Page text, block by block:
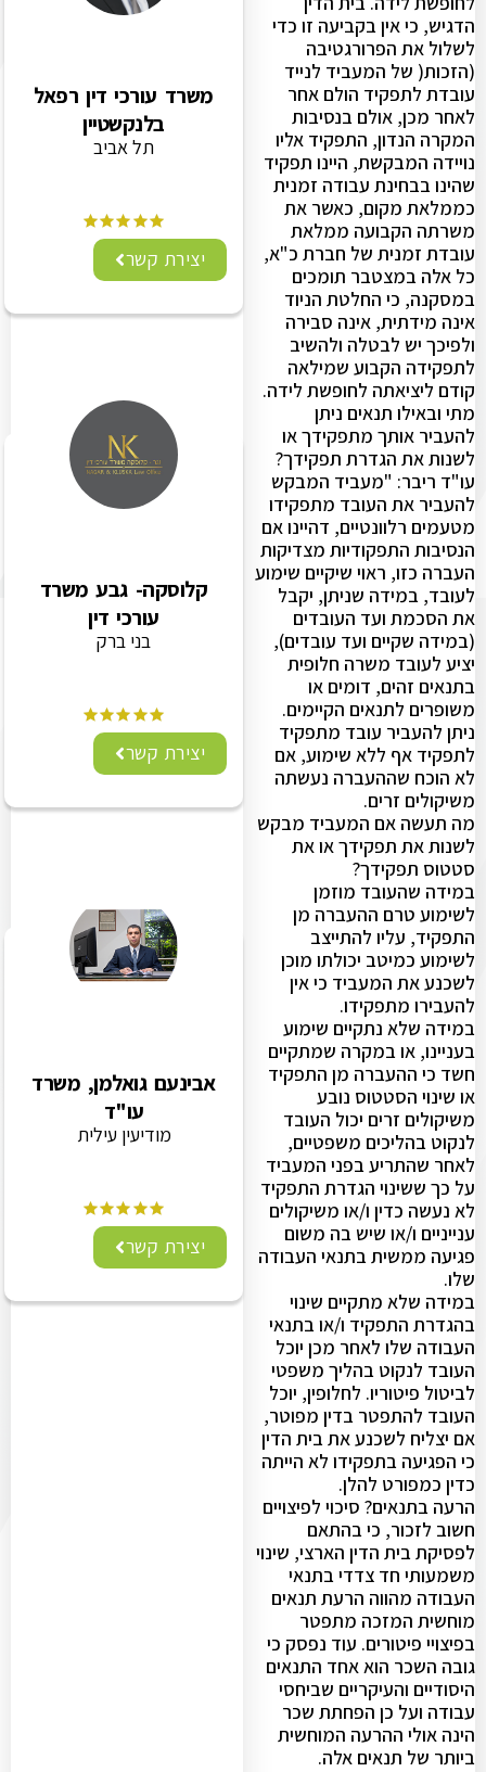
הדגיש, כי אין בקביעה זו כדי
לשלול את הפרורגטיבה
(הזכות( של המעביד לנייד
עובדת לתפקיד הולם אחר
לאחר מכן, אולם בנסיבות
המקרה הנדון, התפקיד אליו
נויידה המבקשת, היינו תפקיד
שהינו בבחינת עבודה זמנית
כממלאת מקום, כאשר את
משרתה הקבועה ממלאת
עובדת זמנית של חברת כ"א,
כל אלה במצטבר תומכים
במסקנה, כי החלטת הניוד
אינה מידתית, אינה סבירה
ולפיכך יש לבטלה ולהשיב
לתפקידה הקבוע שמילאה
קודם ליציאתה לחופשת לידה.
מתי ובאילו תנאים ניתן
להעביר אותך מתפקידך או
לשנות את הגדרת תפקידך?
עו"ד ריבר: "מעביד המבקש
להעביר את העובד מתפקידו
מטעמים רלוונטיים, דהיינו אם
הנסיבות התפקודיות מצדיקות
העברה כזו, ראוי שיקיים שימוע
לעובד, במידה שניתן, יקבל
את הסכמת ועד העובדים
(במידה שקיים ועד עובדים),
יציע לעובד משרה חלופית
בתנאים זהים, דומים או
משופרים לתנאים הקיימים.
ניתן להעביר עובד מתפקיד
לתפקיד אף ללא שימוע, אם
לא הוכח שההעברה נעשתה
משיקולים זרים.
מה תעשה אם המעביד מבקש
לשנות את תפקידך או את
סטטוס תפקידך?
במידה שהעובד מוזמן
לשימוע טרם ההעברה מן
התפקיד, עליו להתייצב
לשימוע כמיטב יכולתו מוכן
לשכנע את המעביד כי אין
להעבירו מתפקידו.
במידה שלא נתקיים שימוע
בעניינו, או במקרה שמתקיים
חשד כי ההעברה מן התפקיד
או שינוי הסטטוס נובע
משיקולים זרים יכול העובד
לנקוט בהליכים משפטיים,
לאחר שהתריע בפני המעביד
על כך ששינוי הגדרת התפקיד
לא נעשה כדין ו/או משיקולים
ענייניים ו/או שיש בה משום
פגיעה ממשית בתנאי העבודה
שלו.
במידה שלא מתקיים שינוי
בהגדרת התפקיד ו/או בתנאי
העבודה שלו לאחר מכן יוכל
העובד לנקוט בהליך משפטי
לביטול פיטוריו. לחלופין, יוכל
העובד להתפטר בדין מפוטר,
אם יצליח לשכנע את בית הדין
כי הפגיעה בתפקידו לא הייתה
כדין כמפורט להלן.
הרעה בתנאים? סיכוי לפיצויים
חשוב לזכור, כי בהתאם
לפסיקת בית הדין הארצי, שינוי
משמעותי חד צדדי בתנאי
העבודה מהווה הרעת תנאים
מוחשית המזכה מתפטר
בפיצויי פיטורים. עוד נפסק כי
גובה השכר הוא אחד התנאים
היסודיים והעיקריים שביחסי
עבודה ועל כן הפחתת שכר
הינה אולי ההרעה המוחשית
ביותר של תנאים אלה.
משרד עורכי דין רפאל
בלנקשטיין
תל אביב
יצירת קשר
קלוסקה- גבע משרד
עורכי דין
בני ברק
יצירת קשר
אבינעם גואלמן, משרד
עו"ד
מודיעין עילית
יצירת קשר